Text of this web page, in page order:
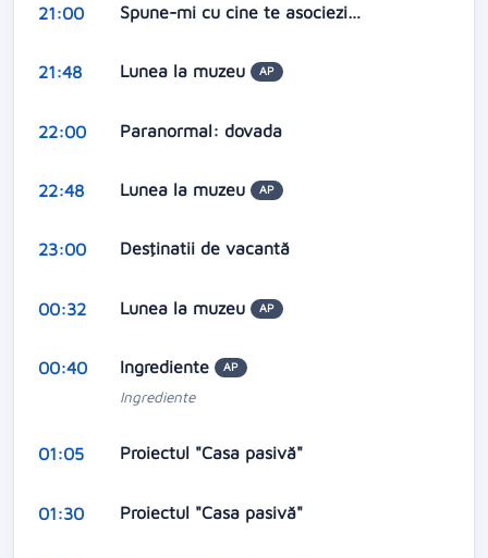
21:00 Spune-mi cu cine te asociezi…
21:48 Lunea la muzeu AP
22:00 Paranormal: dovada
22:48 Lunea la muzeu AP
23:00 Desţinatii de vacantă
00:32 Lunea la muzeu AP
00:40 Ingrediente AP
Ingrediente
01:05 Proiectul "Casa pasivă"
01:30 Proiectul "Casa pasivă"